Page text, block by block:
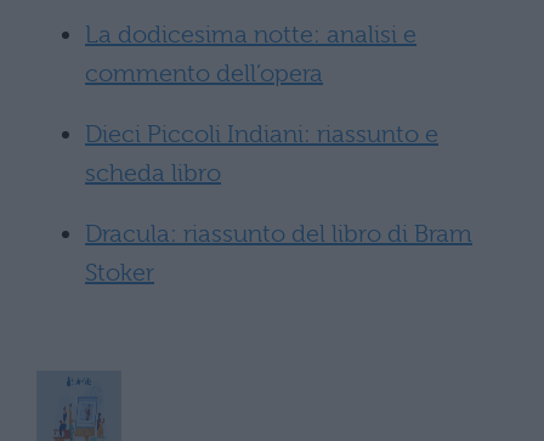
La dodicesima notte: analisi e
commento dell’opera
Dieci Piccoli Indiani: riassunto e
scheda libro
Dracula: riassunto del libro di Bram
Stoker